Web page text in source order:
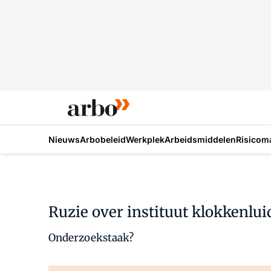
NieuwsArbobeleidWerkplekArbeidsmiddelen
Ruzie over instituut
Onderzoekstaak?